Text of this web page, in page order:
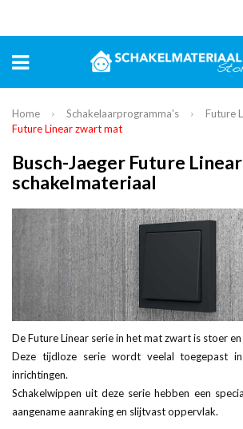
Home Schakelaarprogramma's
Future
Future Linear zwart mat
Busch-Jaeger Future
schakelmateriaal
De Future Linear serie in het mat zwart is stoer
Deze tijdloze serie wordt veelal toegepast
inrichtingen.
Schakelwippen uit deze serie hebben een
aangename aanraking en slijtvast oppervlak.